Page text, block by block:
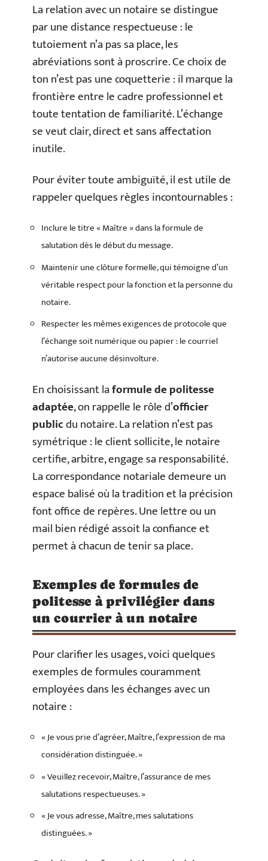
La relation avec un notaire se distingue
par une distance respectueuse : le
tutoiement n’a pas sa place, les
abréviations sont à proscrire. Ce choix de
ton n’est pas une coquetterie : il marque la
frontière entre le cadre professionnel et
toute tentation de familiarité. L’échange
se veut clair, direct et sans affectation
inutile.
Pour éviter toute ambiguïté, il est utile de
rappeler quelques règles incontournables :
Inclure le titre « Maître » dans la formule de
salutation dès le début du message.
Maintenir une clôture formelle, qui témoigne d’un
véritable respect pour la fonction et la personne du
notaire.
Respecter les mêmes exigences de protocole que
l’échange soit numérique ou papier : le courriel
n’autorise aucune désinvolture.
En choisissant laformule de politesse
adaptée, on rappelle le rôle d’officier
publicdu notaire. La relation n’est pas
symétrique : le client sollicite, le notaire
certifie, arbitre, engage sa responsabilité.
La correspondance notariale demeure un
espace balisé où la tradition et la précision
font office de repères. Une lettre ou un
mail bien rédigé assoit la confiance et
permet à chacun de tenir sa place.
Exemples de formules de
politesse à privilégier dans
un courrier à un notaire
Pour clarifier les usages, voici quelques
exemples de formules couramment
employées dans les échanges avec un
notaire :
« Je vous prie d’agréer, Maître, l’expression de ma
considération distinguée. »
« Veuillez recevoir, Maître, l’assurance de mes
salutations respectueuses. »
« Je vous adresse, Maître, mes salutations
distinguées. »